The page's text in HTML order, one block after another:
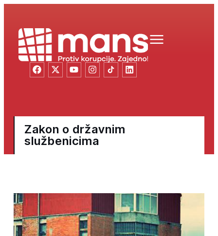
Zakon o državnim
službenicima